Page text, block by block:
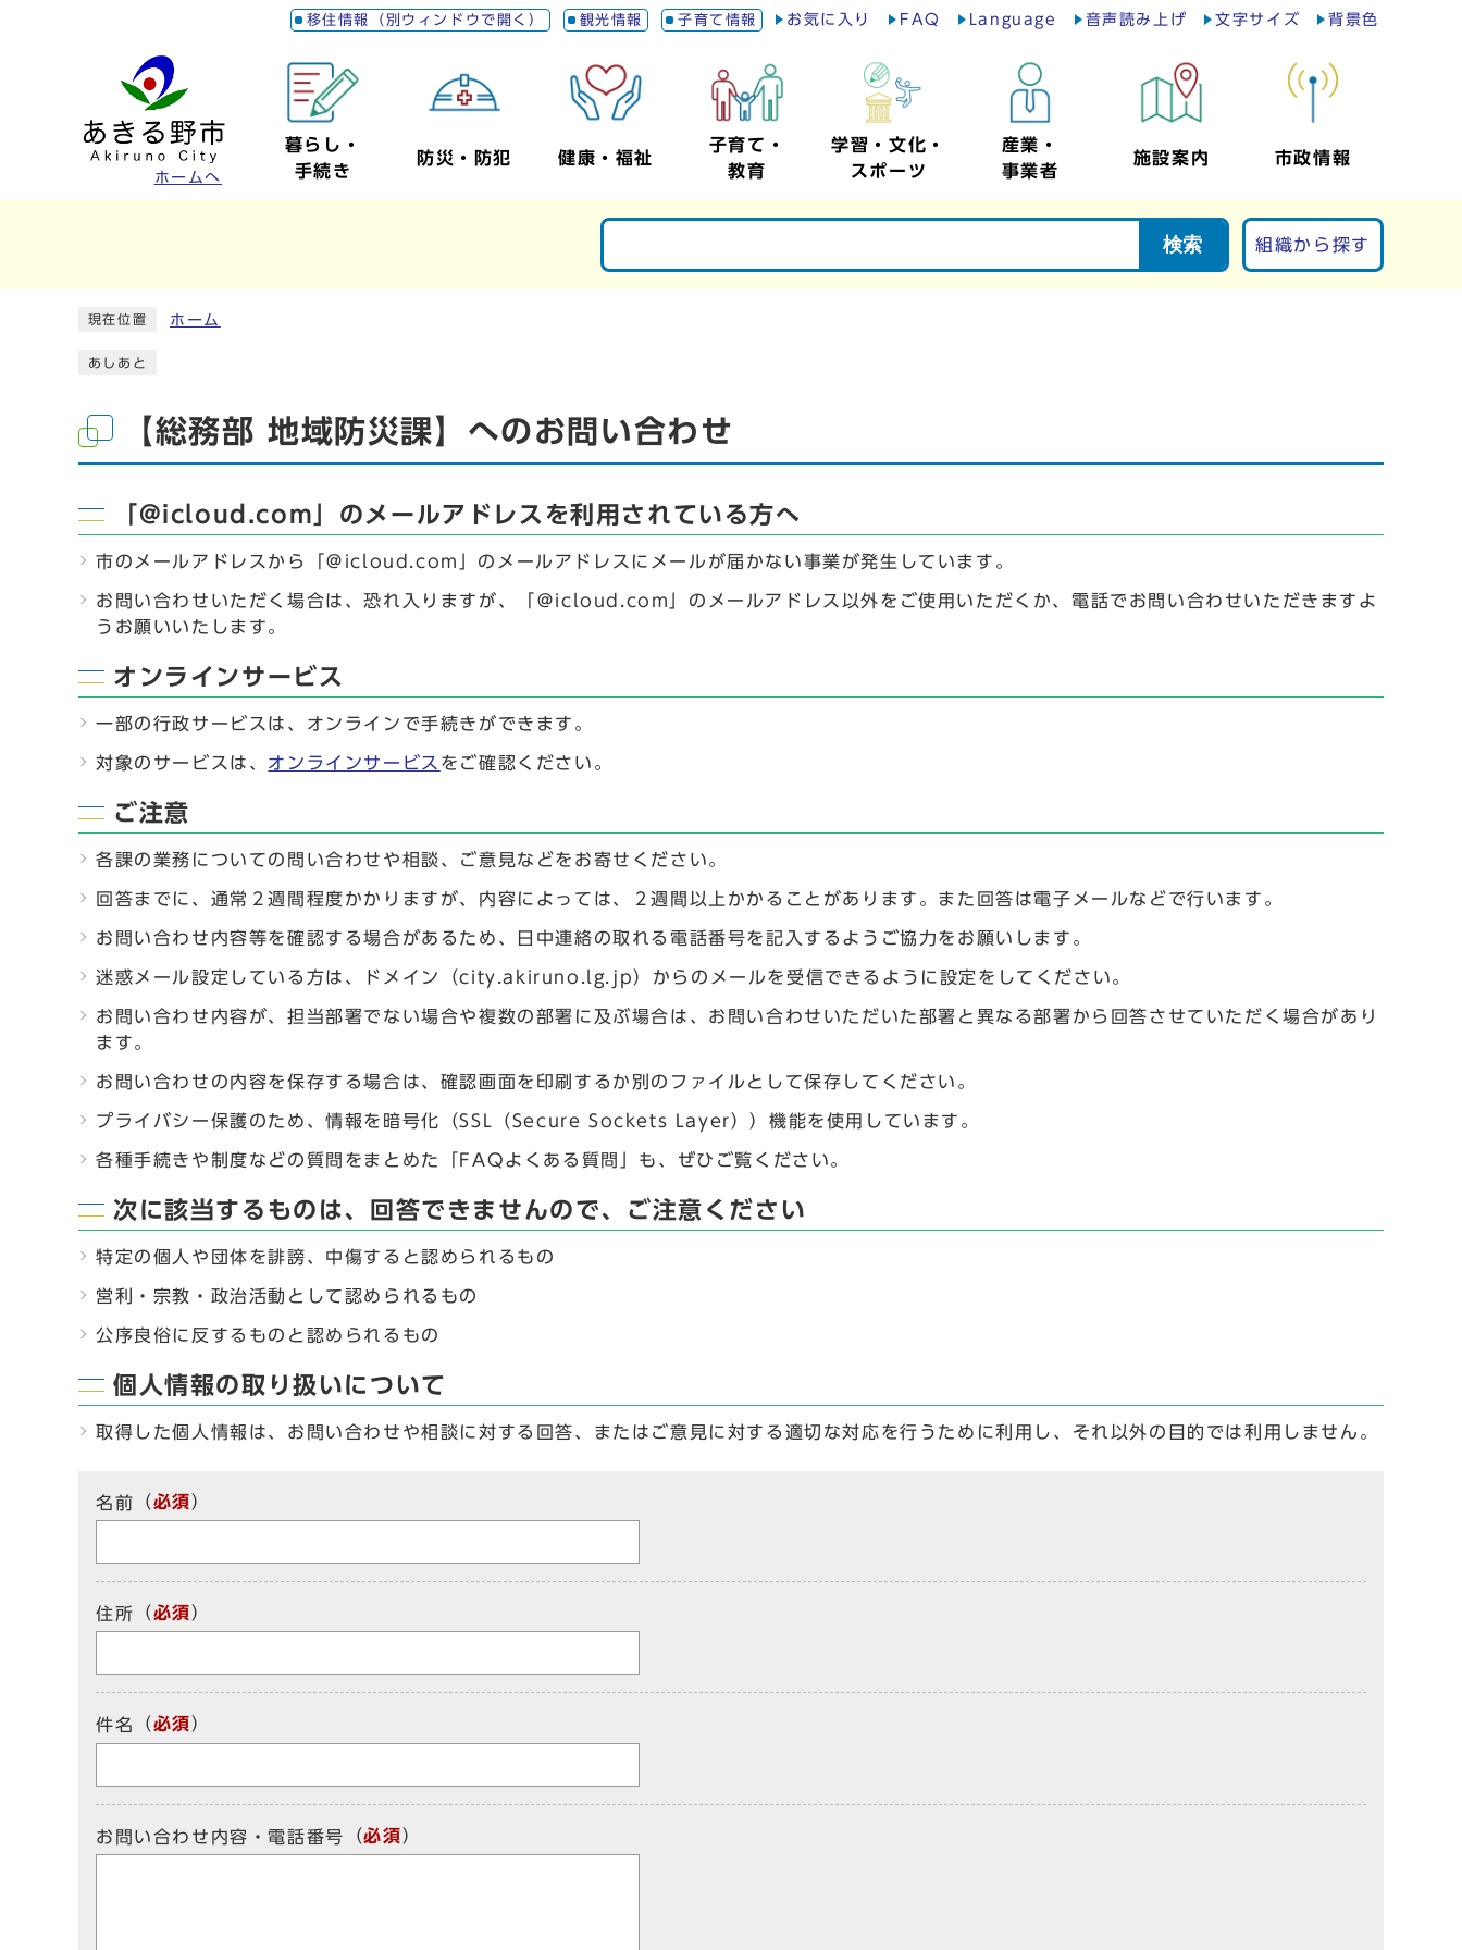
移住情報（別ウィンドウで開く） 観光情報 子育て情報 お気に入り FAQ Language 音声読み上げ 文字サイズ 背景色
ホームへ
暮らし・
手続き
防災・防犯 健康・福祉
子育て・
教育
学習・文化・
スポーツ
産業・
事業者
施設案内 市政情報
検索 組織から探す
現在位置 ホーム
あしあと
【総務部 地域防災課】へのお問い合わせ
「@icloud.com」のメールアドレスを利用されている方へ
市のメールアドレスから「＠icloud.com」のメールアドレスにメールが届かない事業が発生しています。
お問い合わせいただく場合は、恐れ入りますが、「＠icloud.com」のメールアドレス以外をご使用いただくか、電話でお問い合わせいただきますよ
うお願いいたします。
オンラインサービス
一部の行政サービスは、オンラインで手続きができます。
対象のサービスは、 オンラインサービス をご確認ください。
ご注意
各課の業務についての問い合わせや相談、ご意見などをお寄せください。
回答までに、通常２週間程度かかりますが、内容によっては、２週間以上かかることがあります。また回答は電子メールなどで行います。
お問い合わせ内容等を確認する場合があるため、日中連絡の取れる電話番号を記入するようご協力をお願いします。
迷惑メール設定している方は、ドメイン（city.akiruno.lg.jp）からのメールを受信できるように設定をしてください。
お問い合わせ内容が、担当部署でない場合や複数の部署に及ぶ場合は、お問い合わせいただいた部署と異なる部署から回答させていただく場合があり
ます。
お問い合わせの内容を保存する場合は、確認画面を印刷するか別のファイルとして保存してください。
プライバシー保護のため、情報を暗号化（SSL（Secure Sockets Layer））機能を使用しています。
各種手続きや制度などの質問をまとめた「FAQよくある質問」も、ぜひご覧ください。
次に該当するものは、回答できませんので、ご注意ください
特定の個人や団体を誹謗、中傷すると認められるもの
営利・宗教・政治活動として認められるもの
公序良俗に反するものと認められるもの
個人情報の取り扱いについて
取得した個人情報は、お問い合わせや相談に対する回答、またはご意見に対する適切な対応を行うために利用し、それ以外の目的では利用しません。
名前 （必須）
住所 （必須）
件名 （必須）
お問い合わせ内容・電話番号 （必須）